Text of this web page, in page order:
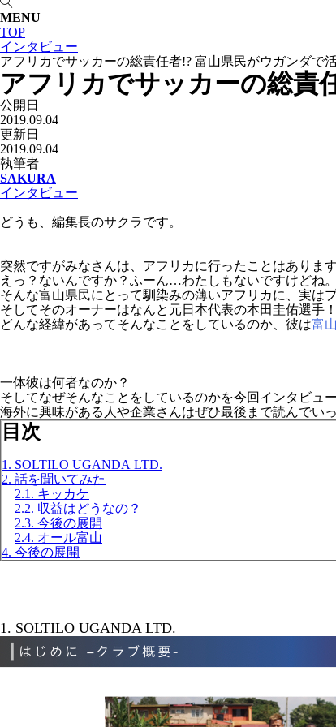
MENU
TOP
インタビュー
アフリカでサッカーの総責任者!? 富山県民がウガンダで
アフリカでサッカーの総責
公開日
2019.09.04
更新日
2019.09.04
執筆者
SAKURA
インタビュー
どうも、編集長のサクラです。
突然ですがみなさんは、アフリカに行ったことはありま
えっ？ないんですか？ふーん…わたしもないですけどね。
そんな富山県民にとって馴染みの薄いアフリカに、実は
そしてそのオーナーはなんと元日本代表の本田圭佑選手！
どんな経緯があってそんなことをしているのか、彼は富
一体彼は何者なのか？
そしてなぜそんなことをしているのかを今回インタビュ
海外に興味がある人や企業さんはぜひ最後まで読んでいっ
目次
1. SOLTILO UGANDA LTD.
2. 話を聞いてみた
2.1. キッカケ
2.2. 収益はどうなの？
2.3. 今後の展開
2.4. オール富山
4. 今後の展開
1. SOLTILO UGANDA LTD.